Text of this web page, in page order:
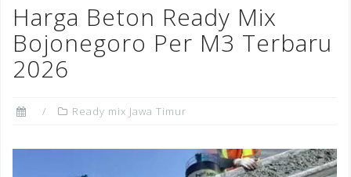
Harga Beton Ready Mix
Bojonegoro Per M3 Terbaru
2026
Ready mix Jawa Timur